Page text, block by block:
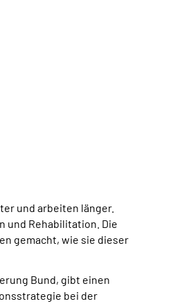
und arbeiten länger.
und Rehabilitation. Die
gemacht, wie sie dieser
Bund, gibt einen
bei der